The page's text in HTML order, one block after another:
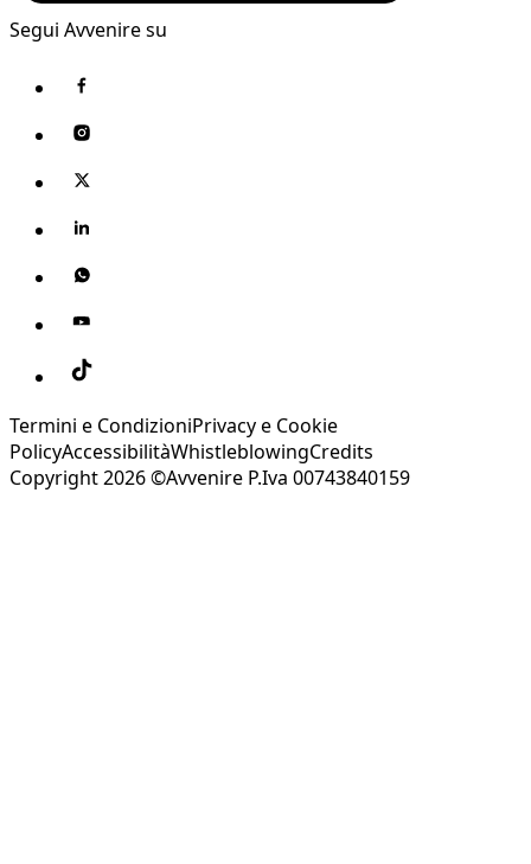
Segui Avvenire su
Termini e CondizioniPrivacy e Cookie
PolicyAccessibilitàWhistleblowingCredits
Copyright 2026 ©Avvenire P.Iva 00743840159